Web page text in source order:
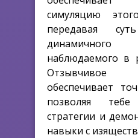
симуляцию
передавая
наблюдаемого в
Отзывчивое
обеспечивает
позволяя тебе
стратегии и
навыки с